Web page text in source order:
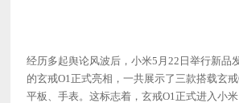
经历多起舆论风波后，小米5月22日举行新品
的玄戒O1正式亮相，一共展示了三款搭载玄戒
平板、手表。这标志着，玄戒O1正式进入小